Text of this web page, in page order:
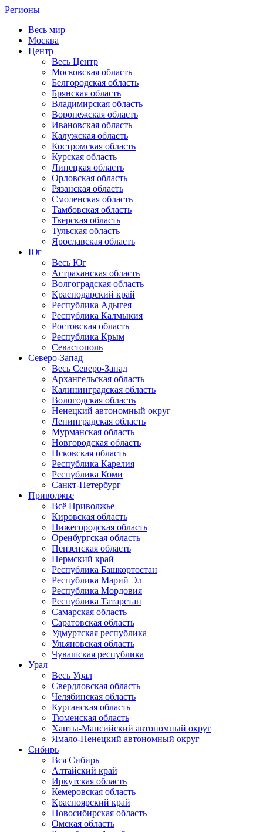
Регионы
Весь мир
Москва
Центр
Весь Центр
Московская область
Белгородская область
Брянская область
Владимирская область
Воронежская область
Ивановская область
Калужская область
Костромская область
Курская область
Липецкая область
Орловская область
Рязанская область
Смоленская область
Тамбовская область
Тверская область
Тульская область
Ярославская область
Юг
Весь Юг
Астраханская область
Волгоградская область
Краснодарский край
Республика Адыгея
Республика Калмыкия
Ростовская область
Республика Крым
Севастополь
Северо-Запад
Весь Северо-Запад
Архангельская область
Калининградская область
Вологодская область
Ненецкий автономный округ
Ленинградская область
Мурманская область
Новгородская область
Псковская область
Республика Карелия
Республика Коми
Санкт-Петербург
Приволжье
Всё Приволжье
Кировская область
Нижегородская область
Оренбургская область
Пензенская область
Пермский край
Республика Башкортостан
Республика Марий Эл
Республика Мордовия
Республика Татарстан
Самарская область
Саратовская область
Удмуртская республика
Ульяновская область
Чувашская республика
Урал
Весь Урал
Свердловская область
Челябинская область
Курганская область
Тюменская область
Ханты-Мансийский автономный округ
Ямало-Ненецкий автономный округ
Сибирь
Вся Сибирь
Алтайский край
Иркутская область
Кемеровская область
Красноярский край
Новосибирская область
Омская область